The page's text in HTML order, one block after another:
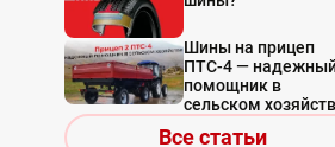
Шины на прицеп
ПТС-4 —
помощник в
сельском
Все статьи